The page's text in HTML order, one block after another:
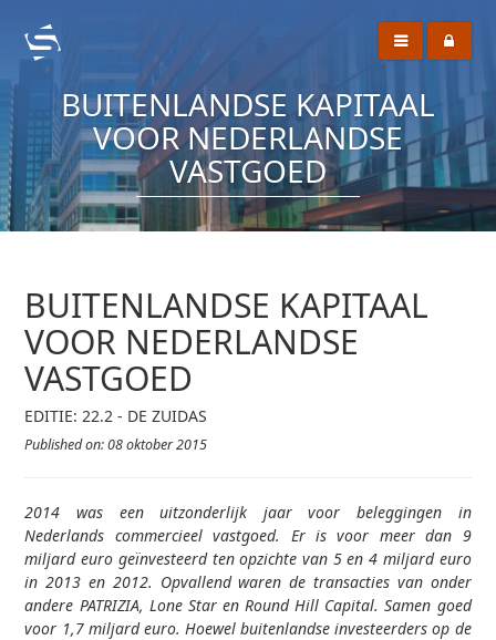
BUITENLANDSE KAPITAAL
VOOR NEDERLANDSE
VASTGOED
BUITENLANDSE KAPITAAL
VOOR NEDERLANDSE
VASTGOED
EDITIE: 22.2 - DE ZUIDAS
Published on: 08 oktober 2015
2014 was een uitzonderlijk jaar voor beleggingen in
Nederlands commercieel vastgoed. Er is voor meer dan 9
miljard euro geïnvesteerd ten opzichte van 5 en 4 miljard euro
in 2013 en 2012. Opvallend waren de transacties van onder
andere PATRIZIA, Lone Star en Round Hill Capital. Samen goed
voor 1,7 miljard euro. Hoewel buitenlandse investeerders op de